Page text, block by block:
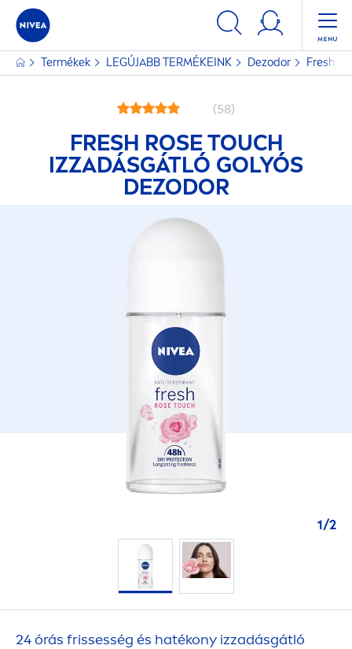
Termékek LEGÚJABB TERMÉKEINK Dezodor Fresh
(58)
FRESH ROSETOUCH
IZZADÁSGÁTLÓ GOLYÓS
DEZODOR
1/2
24 órás frissesség és hatékony izzadásgátló